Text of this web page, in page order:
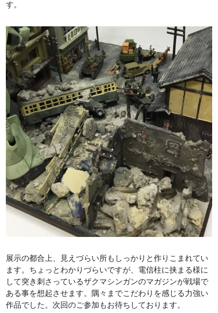
す。
展示の都合上、見えづらい所もしっかりと作りこまれてい
ます。ちょっとわかりづらいですが、電信柱に挟まる様に
して突き刺さっているザクマシンガンのマガジンが戦場で
ある事を想起させます。隅々までこだわりを感じる力強い
作品でした。次回のご参加もお待ちしております。